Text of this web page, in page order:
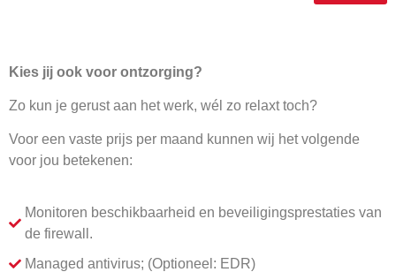
Kies jij ook voor ontzorging?
Zo kun je gerust aan het werk, wél zo relaxt toch?
Voor een vaste prijs per maand kunnen wij het volgende
voor jou betekenen:
Monitoren beschikbaarheid en beveiligingsprestaties van
de firewall.
Managed antivirus; (Optioneel: EDR)